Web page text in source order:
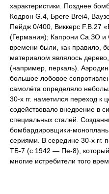
характеристики. Позднее
Кодрон G.4, Бреге Brei4,
Пейдж 0/400, Виккерс F.B.27
(Германия); Капрони Са.ЗО и
времени были, как правило,
материалом являлось
(например, перкаль).
большое лобовое
самолёта определяло
30-х гг. наметился переход к
содействовало внедрение в
специальных сталей.
бомбардировщики-
сериями. В середине 30-х гг.
ТБ-7 (с 1942 — Пе-8), который
многие истребители того